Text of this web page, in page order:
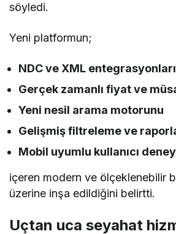
söyledi.
Yeni platformun;
NDC ve XML
Gerçek zamanlı fiyat ve
Yeni nesil arama motorunu
Gelişmiş filtreleme ve
Mobil uyumlu kullanıcı
içeren modern ve ölçeklenebilir
üzerine inşa edildiğini belirtti.
Uçtan uca seyahat